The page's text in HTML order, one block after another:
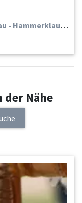
KT
Nähe